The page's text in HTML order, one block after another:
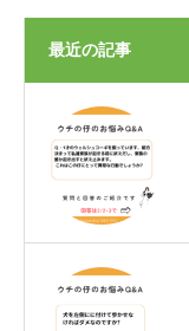
最近の記事